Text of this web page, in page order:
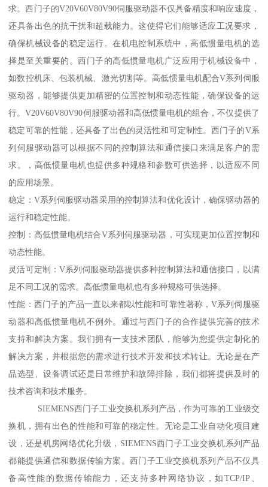
求。西门子的V20V60V80V90伺服驱动器不仅具备精度和响应速度，
还具备出色的抗干扰和超载能力。这使得它们能够适应工况要求，
确保机械设备的稳定运行。在机电控制系统中，高低惯量电机的选
择是至关重要的。西门子的高低惯量电机广泛应用于机械设备中，
如数控机床、包装机械、激光切割等。高低惯量电机配合V系列伺服
驱动器，能够提供更加精密的位置控制和动态性能，确保设备的运
行。V20V60V80V90伺服驱动器和高低惯量电机的组合，不仅提供了
稳定可靠的性能，还具备了出色的灵活性和可定制性。西门子的V系
列伺服驱动器可以根据不同的控制算法和通信接口来满足客户的需
求。，高低惯量电机也提供多种规格和参数可供选择，以适应不同
的应用场景。
稳定：V系列伺服驱动器采用的控制算法和优化设计，确保驱动器的
运行和稳定性能。
控制：高低惯量电机结合V系列伺服驱动器，可实现更加位置控制和
动态性能。
灵活可定制：V系列伺服驱动器提供多种控制算法和通信接口，以满
足不同工况的需求。高低惯量电机也有多种规格可供选择。
性能：西门子的产品一直以来都以性能和可靠性著称，V系列伺服驱
动器和高低惯量电机不例外。通过与西门子的合作提供完善的技术
支持和解决方案。我们拥有一支技术团队，能够为您提供定制化的
解决方案，并根据您的需求进行技术开发和技术转让。无论是在产
品选型、设备调试还是日常维护和故障排除，我们都将提供及时的
技术咨询和技术服务。
SIEMENS西门子工业交换机系列产品，作为可靠的工业级交
换机，拥有出色的性能和可靠的稳定性。无论是工业自动化项目建
设，还是机房网络优化升级，SIEMENS西门子工业交换机系列产品
都能提供通信和数据传输方案。西门子工业交换机系列产品不仅具
备高性能的数据传输能力，还支持多种网络协议，如TCP/IP、